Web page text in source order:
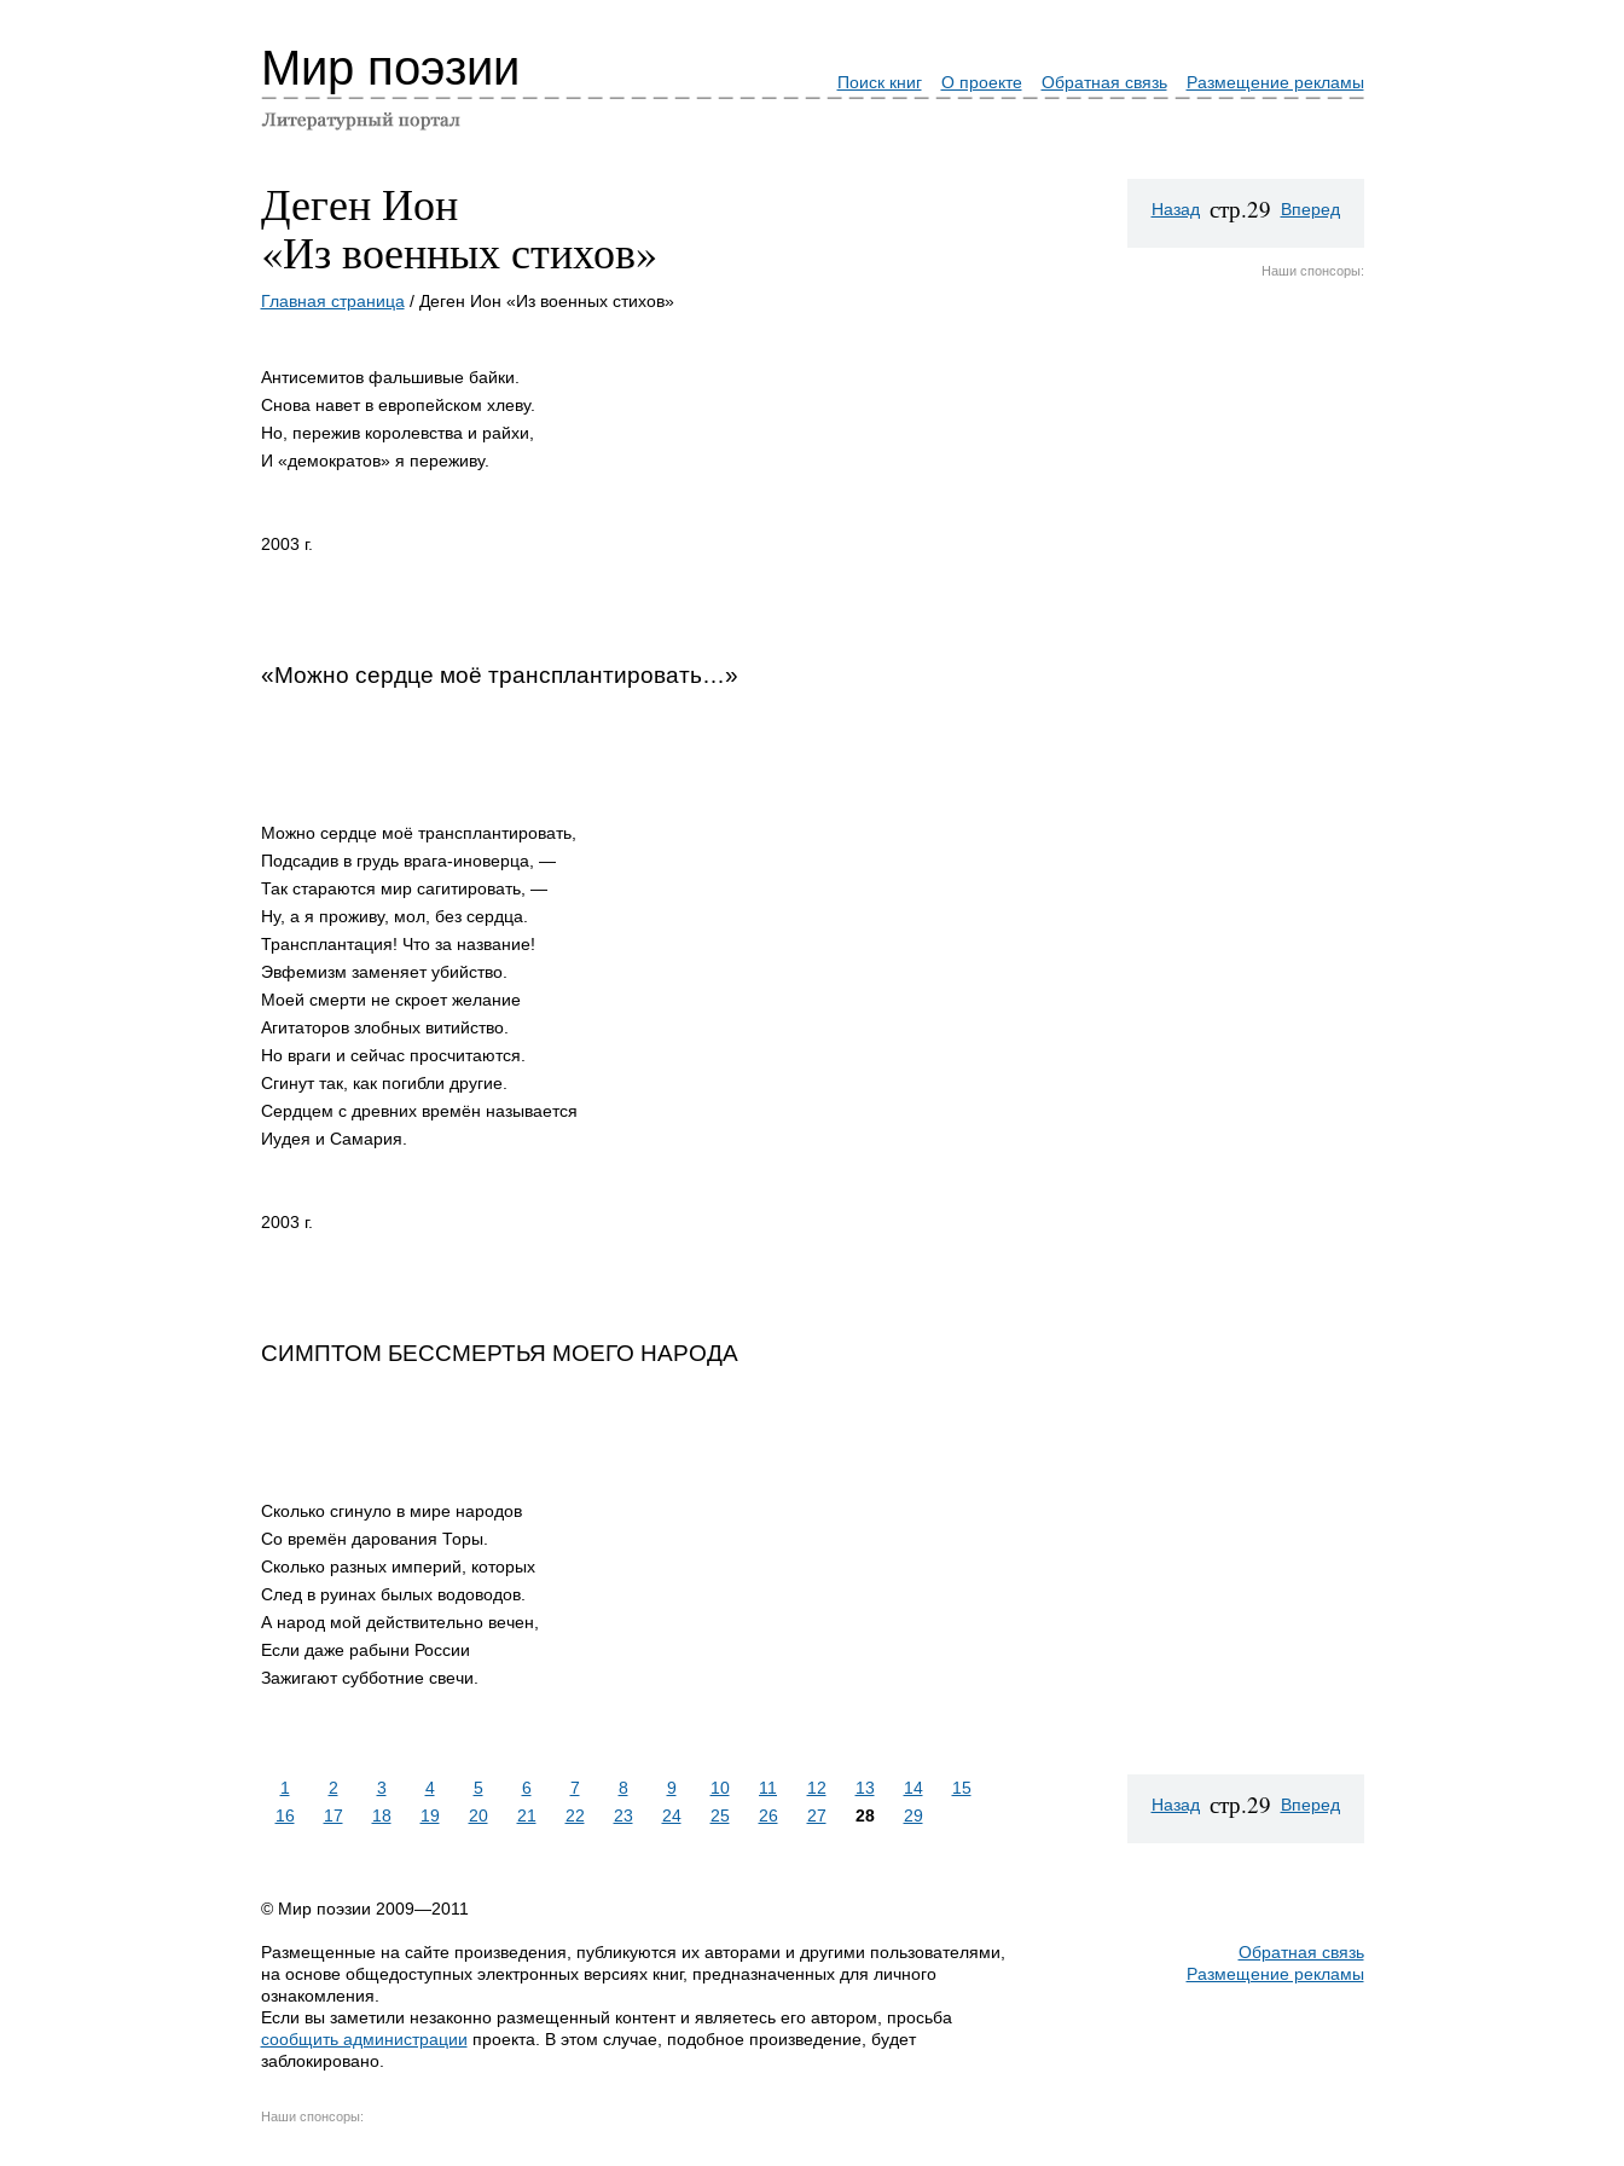
Мир поэзии Поиск книг О проекте Обратная связь Размещение рекламы
Деген Ион
«Из военных стихов»
Главная страница / Деген Ион «Из военных стихов»
Антисемитов фальшивые байки.
Снова навет в европейском хлеву.
Но, пережив королевства и райхи,
И «демократов» я переживу.
2003 г.
«Можно сердце моё трансплантировать…»
Можно сердце моё трансплантировать,
Подсадив в грудь врага-иноверца, —
Так стараются мир сагитировать, —
Ну, а я проживу, мол, без сердца.
Трансплантация! Что за название!
Эвфемизм заменяет убийство.
Моей смерти не скроет желание
Агитаторов злобных витийство.
Но враги и сейчас просчитаются.
Сгинут так, как погибли другие.
Сердцем с древних времён называется
Иудея и Самария.
2003 г.
СИМПТОМ БЕССМЕРТЬЯ МОЕГО НАРОДА
Сколько сгинуло в мире народов
Со времён дарования Торы.
Сколько разных империй, которых
След в руинах былых водоводов.
А народ мой действительно вечен,
Если даже рабыни России
Зажигают субботние свечи.
Назад стр.29 Вперед
Наши спонсоры:
1 2 3 4 5 6 7 8 9 10 11 12 13 14
15
16
17 18 19 20 21 22 23 24 25 26 27 28 29
Назад стр.29 Вперед
© Мир поэзии 2009—2011
Размещенные на сайте произведения, публикуются их авторами и другими пользователями,
на основе общедоступных электронных версиях книг, предназначенных для личного
ознакомления.
Если вы заметили незаконно размещенный контент и являетесь его автором, просьба
сообщить администрации проекта. В этом случае, подобное произведение, будет
заблокировано.
Наши спонсоры:
Обратная связь
Размещение рекламы